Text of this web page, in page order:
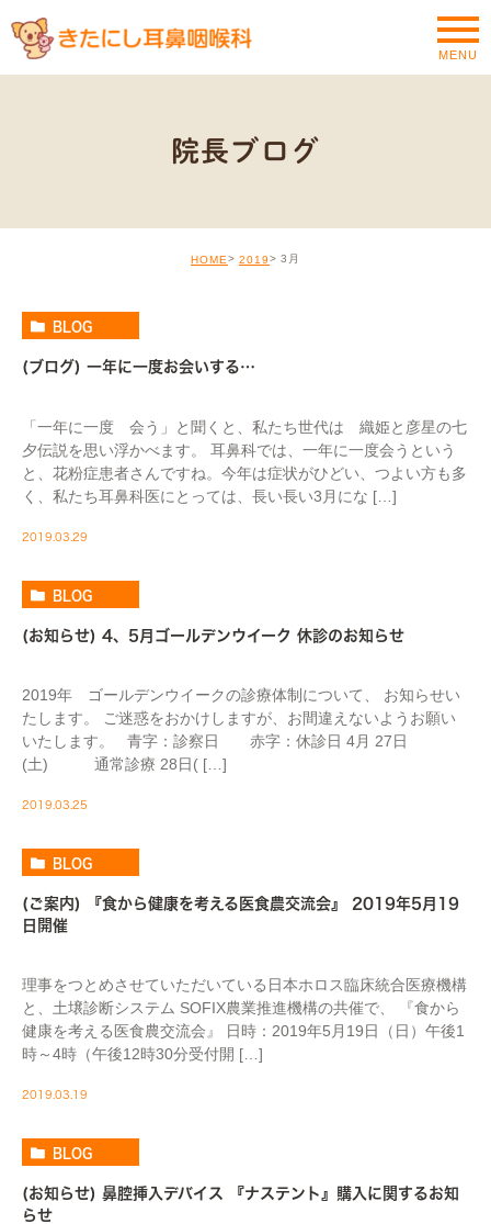
MENU
院長ブログ
HOME 2019 3月
BLOG
(ブログ) 一年に一度お会いする…
「一年に一度 会う」と聞くと、私たち世代は 織姫と彦星の七
夕伝説を思い浮かべます。 耳鼻科では、一年に一度会うという
と、花粉症患者さんですね。今年は症状がひどい、つよい方も多
く、私たち耳鼻科医にとっては、長い長い3月にな […]
2019.03.29
BLOG
(お知らせ) 4、5月ゴールデンウイーク 休診のお知らせ
2019年 ゴールデンウイークの診療体制について、 お知らせい
たします。 ご迷惑をおかけしますが、お間違えないようお願い
いたします。 青字：診察日 赤字：休診日 4月 27日
(土) 通常診療 28日( […]
2019.03.25
BLOG
(ご案内) 『食から健康を考える医食農交流会』 2019年5月19
日開催
理事をつとめさせていただいている日本ホロス臨床統合医療機構
と、土壌診断システム SOFIX農業推進機構の共催で、 『食から
健康を考える医食農交流会』 日時：2019年5月19日（日）午後1
時～4時（午後12時30分受付開 […]
2019.03.19
BLOG
(お知らせ) 鼻腔挿入デバイス 『ナステント』購入に関するお知
らせ